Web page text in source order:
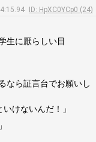
ID: HpXC0YCp0 (24)
生に厭らしい目
なら証言台でお願いし
けないんだ！」